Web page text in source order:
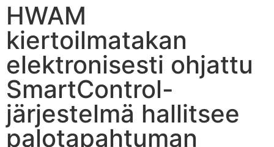
HWAM
kiertoilmatakan
elektronisesti ohjattu
SmartControl-
järjestelmä hallitsee
palotapahtuman